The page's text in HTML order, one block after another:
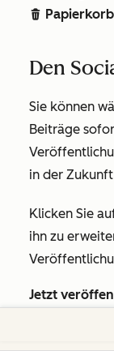
delete
Den
Sie können
Beiträge
in der
Klicken Sie
ihn zu
Jetzt